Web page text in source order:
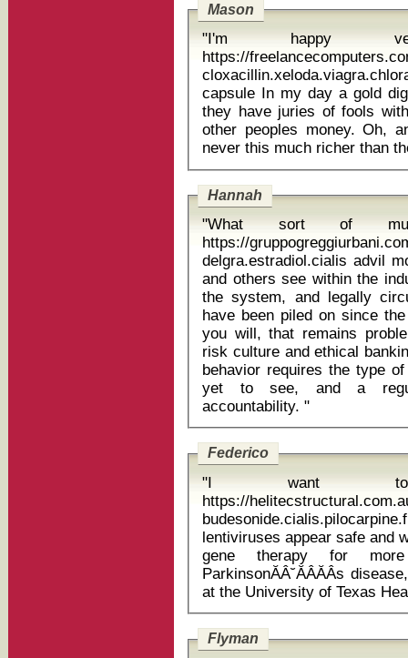
Mason
"I'm happy
https://
capsule In my day a gold digger needed to marry a rich fool. Now
they have juries of fools
other peoples money. Oh,
Hannah
"What sort of
https://
delgra.estradiol.cialis advil motrin aleve
and others see within the
the system, and legally
have been piled on since
you will, that remains
risk culture and ethical
behavior requires the type
yet to see, and a
accountability. "
Federico
"I want
https://
lentiviruses appear safe and
gene therapy for
ParkinsonĂÂ˘ĂÂĂÂs
Flyman